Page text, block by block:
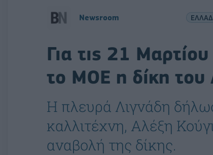
Newsroom
Για τις 21
το ΜΟΕ η δίκη του
Η πλευρά Λιγνάδη
καλλιτέχνη, Αλέξη
αναβολή της δίκης.